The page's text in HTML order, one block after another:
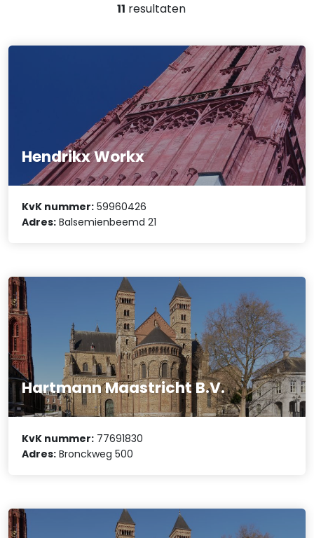
11 resultaten
Hendrikx Workx
KvK nummer: 59960426
Adres: Balsemienbeemd 21
Hartmann Maastricht B.V.
KvK nummer: 77691830
Adres: Bronckweg 500